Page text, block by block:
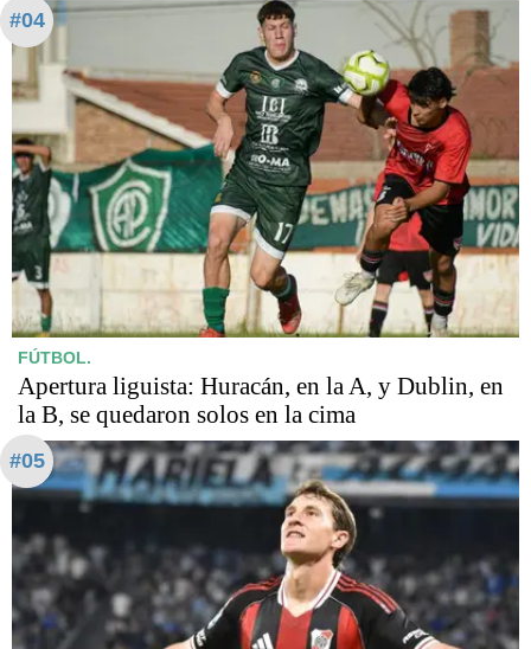
#04
FÚTBOL.
Apertura liguista: Huracán, en la A, y Dublin, en
la B, se quedaron solos en la cima
#05